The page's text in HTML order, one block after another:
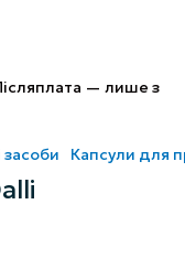
— лише з
засоби Капсули для